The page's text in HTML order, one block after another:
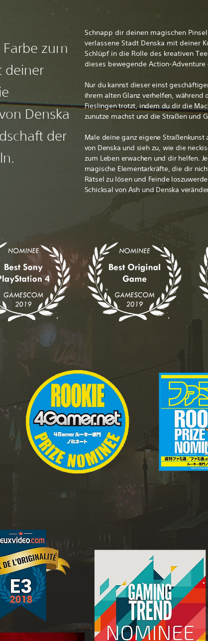
zum
deiner
Denska
der
Schnapp dir deinen magischen
verlassene Stadt Denska mit deiner
Schlüpf in die Rolle des kreativen
dieses bewegende Action-Adventure
Nur du kannst dieser einst
ihrem alten Glanz verhelfen, während
Fieslingen trotzt, indem du dir die
zunutze machst und die Straßen und
Male deine ganz eigene
von Denska und sieh zu, wie die
zum Leben erwachen und dir helfen.
magische Elementarkräfte, die dir
Rätsel zu lösen und Feinde
Schicksal von Ash und Denska